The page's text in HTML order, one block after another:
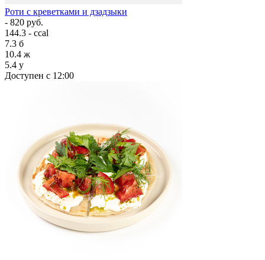
Роти с креветками и дзадзыки
- 820 руб.
144.3 - ccal
7.3 б
10.4 ж
5.4 у
Доступен с 12:00